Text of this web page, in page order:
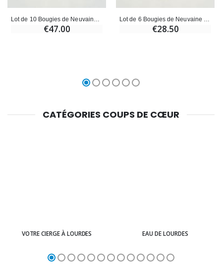
€47.00 €28.50
CATÉGORIES COUPS DE CŒUR
VOTRE CIERGE À LOURDES EAU DE LOURDES